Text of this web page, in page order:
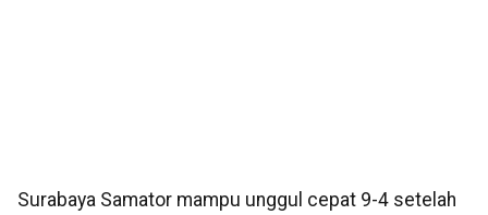
Surabaya Samator mampu unggul cepat 9-4 setelah